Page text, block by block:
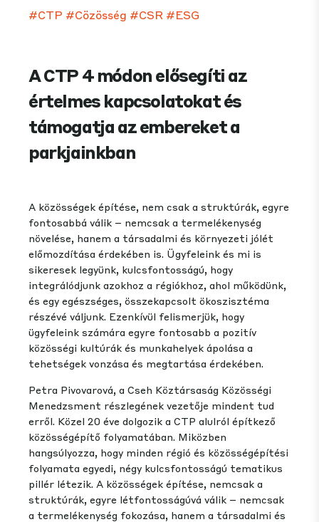
#CTP #Cözösség #CSR #ESG
A CTP 4 módon elősegíti az
értelmes kapcsolatokat és
támogatja az embereket a
parkjainkban
A közösségek építése, nem csak a struktúrák, egyre
fontosabbá válik – nemcsak a termelékenység
növelése, hanem a társadalmi és környezeti jólét
előmozdítása érdekében is. Ügyfeleink és mi is
sikeresek legyünk, kulcsfontosságú, hogy
integrálódjunk azokhoz a régiókhoz, ahol működünk,
és egy egészséges, összekapcsolt ökoszisztéma
részévé váljunk. Ezenkívül felismerjük, hogy
ügyfeleink számára egyre fontosabb a pozitív
közösségi kultúrák és munkahelyek ápolása a
tehetségek vonzása és megtartása érdekében.
Petra Pivovarová, a Cseh Köztársaság Közösségi
Menedzsment részlegének vezetője mindent tud
erről. Közel 20 éve dolgozik a CTP alulról építkező
közösségépítő folyamatában. Miközben
hangsúlyozza, hogy minden régió és közösségépítési
folyamata egyedi, négy kulcsfontosságú tematikus
pillér létezik. A közösségek építése, nemcsak a
struktúrák, egyre létfontosságúvá válik – nemcsak
a termelékenység fokozása, hanem a társadalmi és